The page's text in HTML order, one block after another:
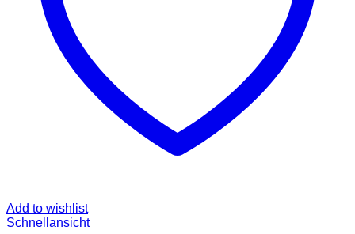
Add to wishlist
Schnellansicht